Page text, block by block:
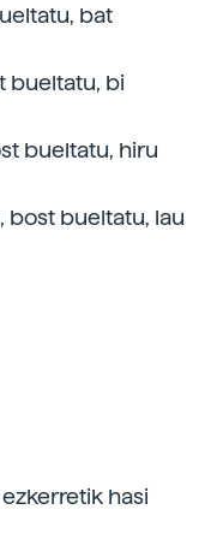
bat
bueltatu, bi
bueltatu, hiru
bost bueltatu, lau
hasi